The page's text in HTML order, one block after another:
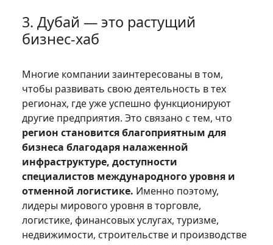
3. Дубай — это растущий
бизнес-xаб
Многие компании заинтересованы в том,
чтобы развивать свою деятельность в тех
регионах, где уже успешно функционируют
другие предприятия. Это связано с тем, что
регион становится благоприятным для
бизнеса благодаря налаженной
инфраструктуре, доступности
специалистов международного уровня и
отменной логистике. Именно поэтому,
лидеры мирового уровня в торговле,
логистике, финансовых услугах, туризме,
недвижимости, строительстве и производстве